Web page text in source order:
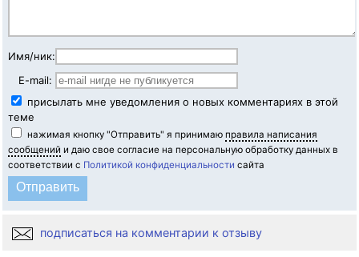
Имя/ник:
E-mail:
присылать мне уведомления о новых комментариях в этой
теме
нажимая кнопку "Отправить" я принимаю правила написания
сообщений и даю свое согласие на персональную обработку данных в
соответствии с Политикой конфиденциальности сайта
подписаться на комментарии к отзыву